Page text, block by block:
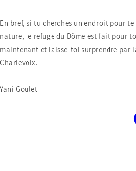
En bref, si tu cherches un endroit pour te
nature, le refuge du Dôme est fait pour
maintenant et laisse-toi surprendre par
Charlevoix.
Yani Goulet